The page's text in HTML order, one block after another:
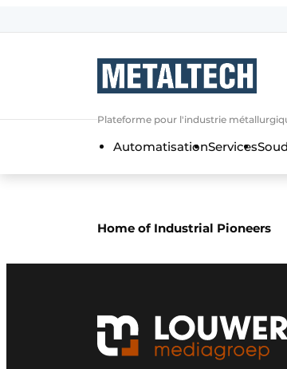
Contact direct
Merci de
Podcasts
S’inscrire à l’événement
S’inscrire
Plateforme pour l'industrie
AutomatisationServices
Home of Industrial Pioneers